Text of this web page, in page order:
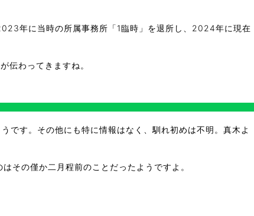
年に当時の所属事務所「1臨時」を退所し、2024年に現在
伝わってきますね。
です。その他にも特に情報はなく、馴れ初めは不明。真木よ
その僅か二月程前のことだったようですよ。